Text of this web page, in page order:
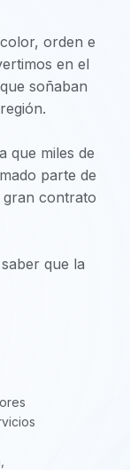
orden e
en el
soñaban
que miles de
parte de
gran contrato
que la